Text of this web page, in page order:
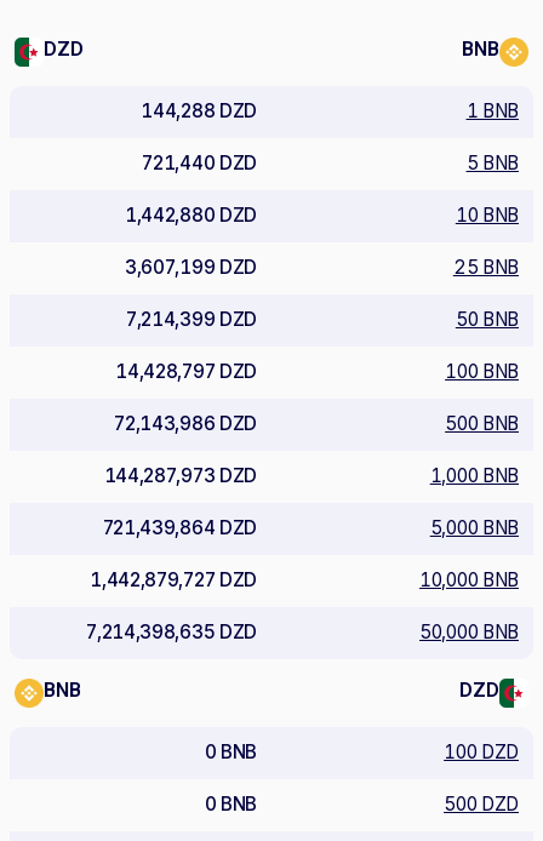
BNB
DZD
1 BNB
144,288 DZD
5 BNB
721,440 DZD
10 BNB
1,442,880 DZD
25 BNB
3,607,199 DZD
50 BNB
7,214,399 DZD
100 BNB
14,428,797 DZD
500 BNB
72,143,986 DZD
1,000 BNB
144,287,973 DZD
5,000 BNB
721,439,864 DZD
10,000 BNB
1,442,879,727 DZD
50,000 BNB
7,214,398,635 DZD
DZD
BNB
100 DZD
0 BNB
500 DZD
0 BNB